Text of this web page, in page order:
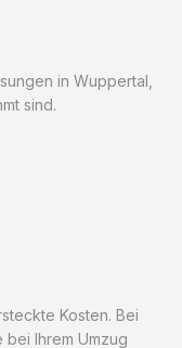
in Wuppertal,
sind.
Kosten. Bei
bei Ihrem Umzug